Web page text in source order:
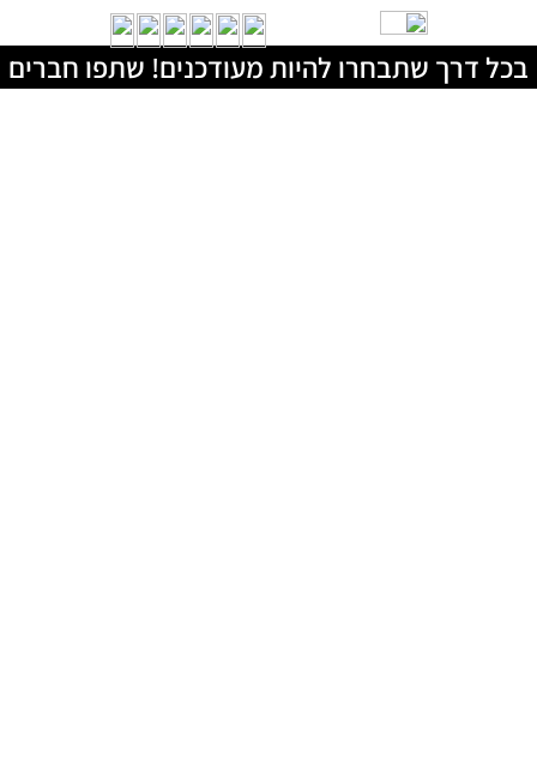
בכל דרך שתבחרו להיות מעודכנים! שתפו חברים